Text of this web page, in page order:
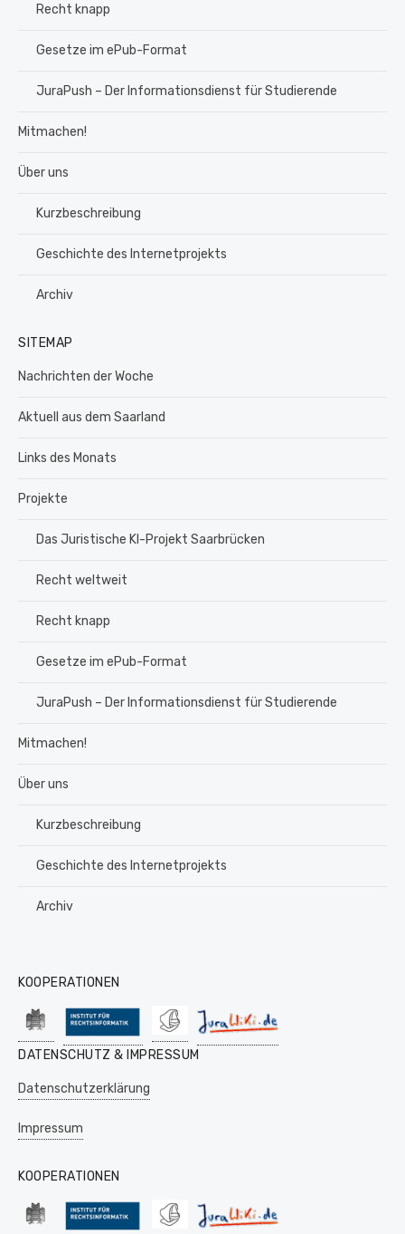
Recht knapp
Gesetze im ePub-Format
JuraPush – Der Informationsdienst für Studierende
Mitmachen!
Über uns
Kurzbeschreibung
Geschichte des Internetprojekts
Archiv
SITEMAP
Nachrichten der Woche
Aktuell aus dem Saarland
Links des Monats
Projekte
Das Juristische KI-Projekt Saarbrücken
Recht weltweit
Recht knapp
Gesetze im ePub-Format
JuraPush – Der Informationsdienst für Studierende
Mitmachen!
Über uns
Kurzbeschreibung
Geschichte des Internetprojekts
Archiv
KOOPERATIONEN
DATENSCHUTZ & IMPRESSUM
Datenschutzerklärung
Impressum
KOOPERATIONEN